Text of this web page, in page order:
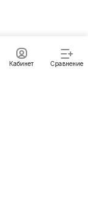
Кабинет Сравнение